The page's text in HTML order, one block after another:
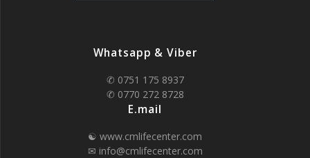
Whatsapp & Viber
✆ 0751 175 8937
✆ 0770 272 8728
E.mail
☯ www.cmlifecenter.com
✉ info@cmlifecenter.com